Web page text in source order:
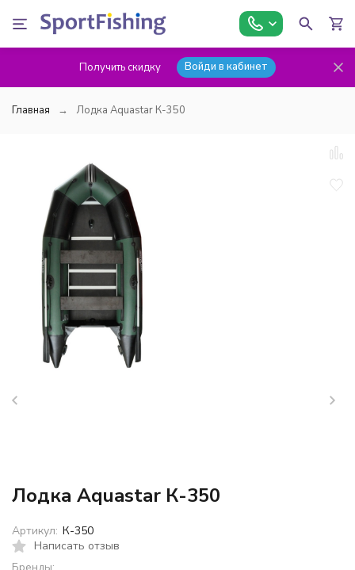
Получить скидку Войди в кабинет
Главная Лодка Aquastar К-350
Лодка Aquastar К-350
Написать отзыв
Артикул: К-350